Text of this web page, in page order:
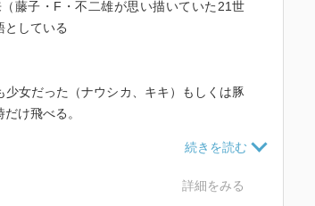
藤子・F・不二雄が思い描いていた21世
としている
女だった（ナウシカ、キキ）もしくは豚
け飛べる。
詳細をみる